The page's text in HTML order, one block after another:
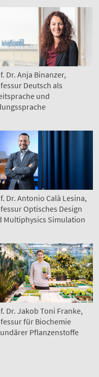
Dr. Anja Binanzer,
Deutsch als
und
Dr. Antonio Calà Lesina,
Optisches Design
Multiphysics Simulation
Dr. Jakob Toni Franke,
für Biochemie
Pflanzenstoffe